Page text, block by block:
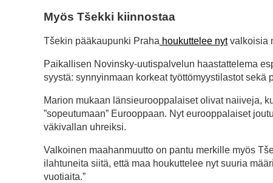
Myös Tšekki kiinnostaa
Tšekin pääkaupunki Praha houkuttelee nytvalkoisia
Paikallisen Novinsky-uutispalvelun haastattelema
syystä: synnyinmaan korkeat työttömyystilastot sekä
Marion mukaan länsieurooppalaiset olivat naiiveja,
”sopeutumaan” Eurooppaan. Nyt eurooppalaiset
väkivallan uhreiksi.
Valkoinen maahanmuutto on pantu merkille myös
ilahtuneita siitä, että maa houkuttelee nyt suuria
vuotiaita.”